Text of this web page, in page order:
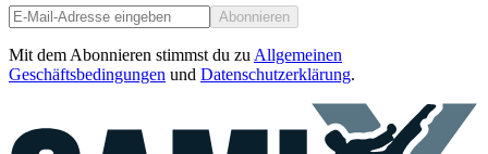
Abonnieren
Mit dem Abonnieren stimmst du zu Allgemeinen
Geschäftsbedingungen und Datenschutzerklärung.